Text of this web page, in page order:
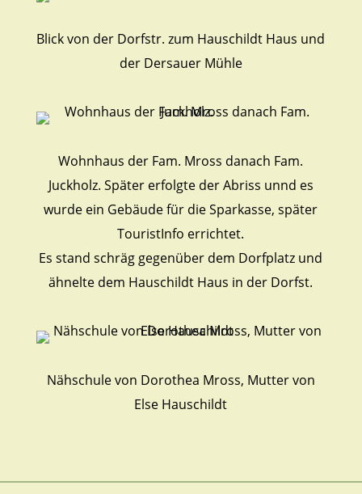
Blick von der Dorfstr. zum Hauschildt Haus und
der Dersauer Mühle
Wohnhaus der Fam. Mross danach Fam.
Juckholz. Später erfolgte der Abriss unnd es
wurde ein Gebäude für die Sparkasse, später
TouristInfo errichtet.
Es stand schräg gegenüber dem Dorfplatz und
ähnelte dem Hauschildt Haus in der Dorfst.
Nähschule von Dorothea Mross, Mutter von
Else Hauschildt